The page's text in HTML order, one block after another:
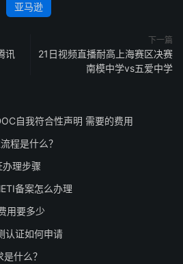
亚马逊
讯
下一篇
21日视频直播耐高上海赛区决赛
南模中学vs五爱中学
自我符合性声明 需要的费用
程是什么？
理步骤
备案怎么办理
用要多少
认证如何申请
什么？